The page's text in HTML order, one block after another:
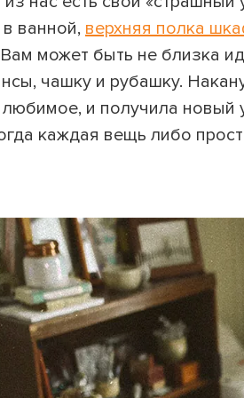
ванной, верхняя полка
может быть не близка
чашку и рубашку.
и получила новый
каждая вещь либо